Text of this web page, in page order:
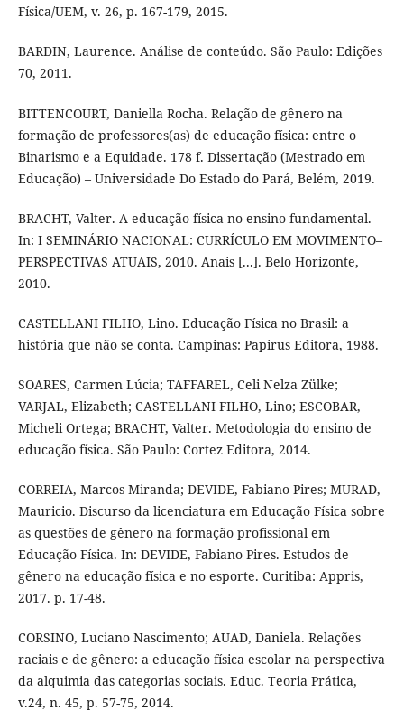
Física/UEM, v. 26, p. 167-179, 2015.
BARDIN, Laurence. Análise de conteúdo. São Paulo: Edições
70, 2011.
BITTENCOURT, Daniella Rocha. Relação de gênero na
formação de professores(as) de educação física: entre o
Binarismo e a Equidade. 178 f. Dissertação (Mestrado em
Educação) – Universidade Do Estado do Pará, Belém, 2019.
BRACHT, Valter. A educação física no ensino fundamental.
In: I SEMINÁRIO NACIONAL: CURRÍCULO EM MOVIMENTO–
PERSPECTIVAS ATUAIS, 2010. Anais [...]. Belo Horizonte,
2010.
CASTELLANI FILHO, Lino. Educação Física no Brasil: a
história que não se conta. Campinas: Papirus Editora, 1988.
SOARES, Carmen Lúcia; TAFFAREL, Celi Nelza Zülke;
VARJAL, Elizabeth; CASTELLANI FILHO, Lino; ESCOBAR,
Micheli Ortega; BRACHT, Valter. Metodologia do ensino de
educação física. São Paulo: Cortez Editora, 2014.
CORREIA, Marcos Miranda; DEVIDE, Fabiano Pires; MURAD,
Mauricio. Discurso da licenciatura em Educação Física sobre
as questões de gênero na formação profissional em
Educação Física. In: DEVIDE, Fabiano Pires. Estudos de
gênero na educação física e no esporte. Curitiba: Appris,
2017. p. 17-48.
CORSINO, Luciano Nascimento; AUAD, Daniela. Relações
raciais e de gênero: a educação física escolar na perspectiva
da alquimia das categorias sociais. Educ. Teoria Prática,
v.24, n. 45, p. 57-75, 2014.